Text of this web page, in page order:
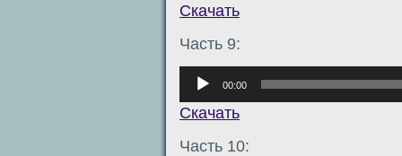
Скачать
Часть 9:
Аудиоплеер
00:00
Скачать
Часть 10: